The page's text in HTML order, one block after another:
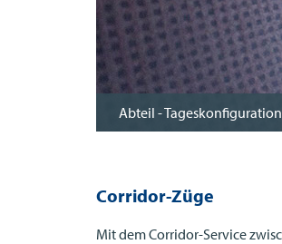
Abteil - Tageskonfiguration
Corridor-Züge
Mit dem Corridor-Service